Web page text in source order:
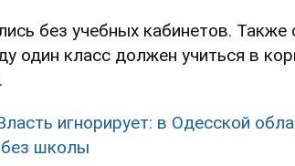
без учебных кабинетов. Также
один класс должен учиться в
игнорирует: в Одесской
без школы